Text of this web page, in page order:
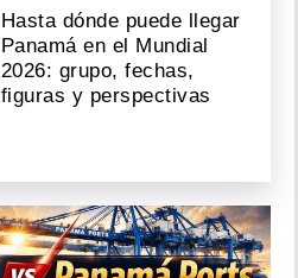
Hasta dónde puede llegar
Panamá en el Mundial
2026: grupo, fechas,
figuras y perspectivas